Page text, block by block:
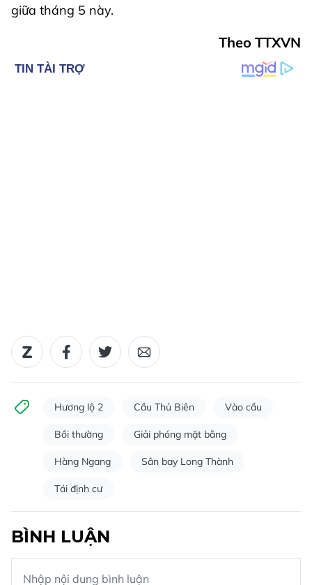
giữa tháng 5 này.
Theo TTXVN
Hương lộ 2 Cầu Thủ Biên Vào cầu
Bồi thường Giải phóng mặt bằng
Hàng Ngang Sân bay Long Thành
Tái định cư
BÌNH LUẬN